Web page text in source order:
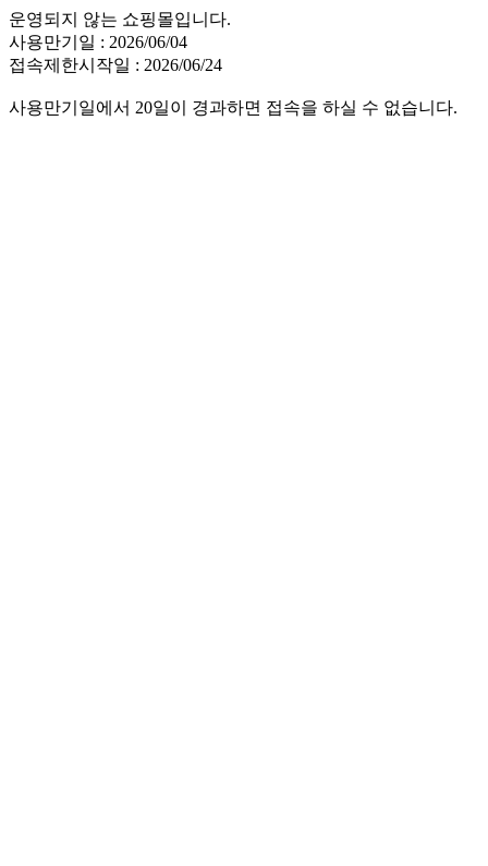
운영되지 않는 쇼핑몰입니다.
사용만기일 : 2026/06/04
접속제한시작일 : 2026/06/24
사용만기일에서 20일이 경과하면 접속을 하실 수 없습니다.